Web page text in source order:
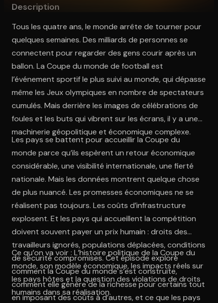
Description
Tous les quatre ans, le monde arrête de tourner pour
quelques semaines. Des milliards de personnes se
connectent pour regarder des gens courir après un
ballon. La Coupe du monde de football est
l’événement sportif le plus suivi au monde, qui dépasse
même les Jeux olympiques en nombre de spectateurs
cumulés. Mais derrière les images de célébrations de
foules et les buts qui vibrent sur les écrans, il y a une
machinerie géopolitique et économique complexe.
Les pays se battent pour accueillir la Coupe du
monde parce qu’ils espèrent un retour économique
considérable, une visibilité internationale, une fierté
nationale. Mais les données montrent quelque chose
de plus nuancé. Les promesses économiques ne se
réalisent pas toujours. Les coûts d’infrastructure
explosent. Et les pays qui accueillent la compétition
doivent souvent payer un prix humain : droits des
travailleurs ignorés, populations déplacées, conditions
de sécurité compromises. Cet épisode explore
comment la Coupe du monde s’est construite,
comment elle génère de la richesse pour certains tout
en imposant des coûts à d’autres, et ce que les pays
Ce qu’on va voir : L’histoire politique de la Coupe du
monde, son modèle économique, les impacts réels sur
les pays hôtes et la question des violations de droits
humains dans sa réalisation.